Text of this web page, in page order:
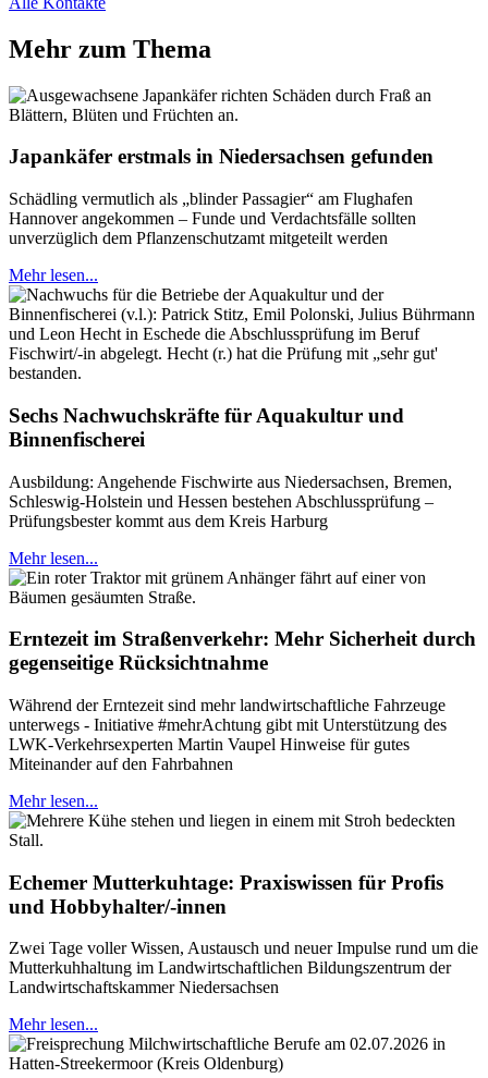
Mehr zum Thema
Japankäfer erstmals in Niedersachsen gefunden
Schädling vermutlich als „blinder Passagier“ am Flughafen
Hannover angekommen – Funde und Verdachtsfälle sollten
unverzüglich dem Pflanzenschutzamt mitgeteilt werden
Mehr lesen...
Sechs Nachwuchskräfte für Aquakultur und
Binnenfischerei
Ausbildung: Angehende Fischwirte aus Niedersachsen, Bremen,
Schleswig-Holstein und Hessen bestehen Abschlussprüfung –
Prüfungsbester kommt aus dem Kreis Harburg
Mehr lesen...
Erntezeit im Straßenverkehr: Mehr Sicherheit durch
gegenseitige Rücksichtnahme
Während der Erntezeit sind mehr landwirtschaftliche Fahrzeuge
unterwegs - Initiative #mehrAchtung gibt mit Unterstützung des
LWK-Verkehrsexperten Martin Vaupel Hinweise für gutes
Miteinander auf den Fahrbahnen
Mehr lesen...
Echemer Mutterkuhtage: Praxiswissen für Profis
und Hobbyhalter/-innen
Zwei Tage voller Wissen, Austausch und neuer Impulse rund um die
Mutterkuhhaltung im Landwirtschaftlichen Bildungszentrum der
Landwirtschaftskammer Niedersachsen
Mehr lesen...